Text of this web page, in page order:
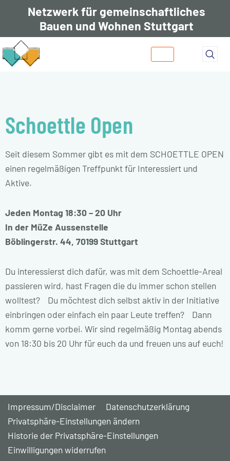
Inhalt
springen
Netzwerk für gemeinschaftliches
Bauen und Wohnen Stuttgart
Schoettle Open
Seit diesem Sommer gibt es mit dem SCHOETTLE OPEN
einen regelmäßígen Treffpunkt für Interessiert und
Aktive.
Jeden Montag 18:30 – 20 Uhr
In der MüZe Aussenstelle
Böblingerstr. 44, 70199 Stuttgart
Du interessierst dich dafür, was mit dem Schoettle-Areal
passieren wird, hast Fragen die du immer schon stellen
wolltest? Du möchtest dich selbst aktiv in der Initiative
einbringen oder einfach ein paar Leute treffen? Dann
komm gerne vorbei. Wir sind regelmäßig Montag abends
von 18:30 bis 20 Uhr für euch da und freuen uns auf euch!
Impressum/Disclaimer
Datenschutzerklärung
Privatsphäre-Einstellungen ändern
Historie der Privatsphäre-Einstellungen
Einwilligungen widerrufen